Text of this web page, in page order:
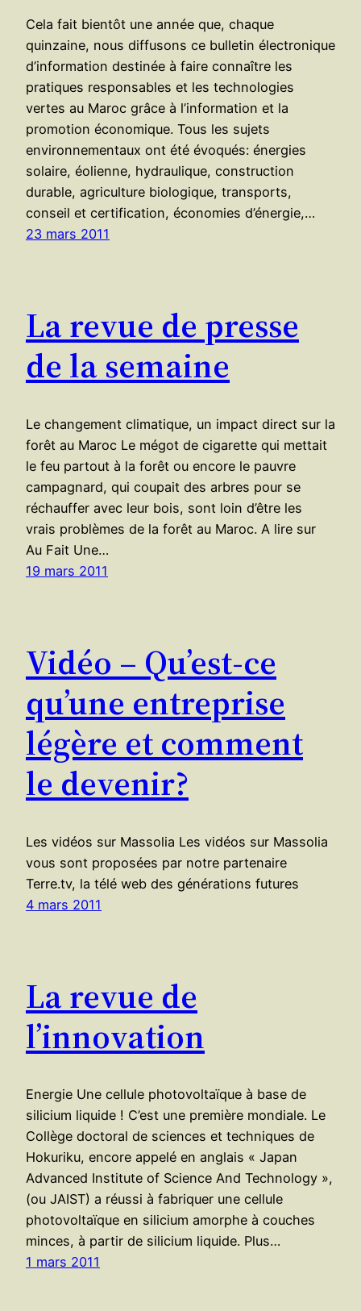
Cela fait bientôt une année que, chaque
quinzaine, nous diffusons ce bulletin électronique
d’information destinée à faire connaître les
pratiques responsables et les technologies
vertes au Maroc grâce à l’information et la
promotion économique. Tous les sujets
environnementaux ont été évoqués: énergies
solaire, éolienne, hydraulique, construction
durable, agriculture biologique, transports,
conseil et certification, économies d’énergie,…
23 mars 2011
La revue de presse
de la semaine
Le changement climatique, un impact direct sur la
forêt au Maroc Le mégot de cigarette qui mettait
le feu partout à la forêt ou encore le pauvre
campagnard, qui coupait des arbres pour se
réchauffer avec leur bois, sont loin d’être les
vrais problèmes de la forêt au Maroc. A lire sur
Au Fait Une…
19 mars 2011
Vidéo – Qu’est-ce
qu’une entreprise
légère et comment
le devenir?
Les vidéos sur Massolia Les vidéos sur Massolia
vous sont proposées par notre partenaire
Terre.tv, la télé web des générations futures
4 mars 2011
La revue de
l’innovation
Energie Une cellule photovoltaïque à base de
silicium liquide ! C’est une première mondiale. Le
Collège doctoral de sciences et techniques de
Hokuriku, encore appelé en anglais « Japan
Advanced Institute of Science And Technology »,
(ou JAIST) a réussi à fabriquer une cellule
photovoltaïque en silicium amorphe à couches
minces, à partir de silicium liquide. Plus…
1 mars 2011